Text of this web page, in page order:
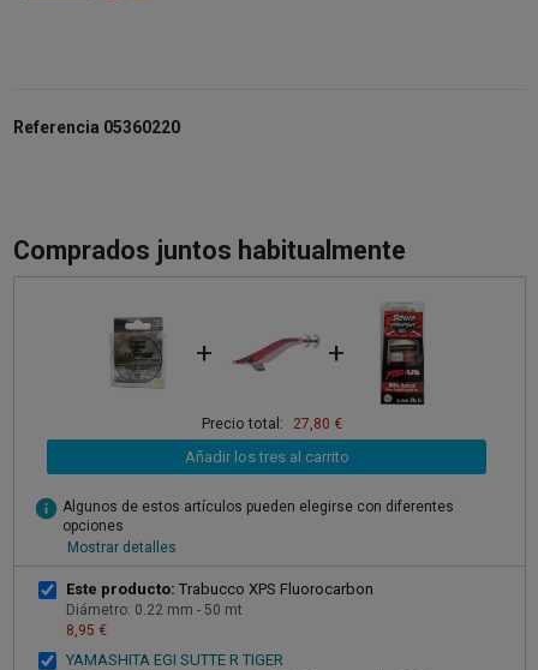
Referencia 05360220
Comprados juntos habitualmente
+ +
Precio total: 27,80 €
Añadir los tres al carrito
info Algunos de estos artículos pueden elegirse con diferentes
opciones
Mostrar detalles
Este producto: Trabucco XPS Fluorocarbon
Diámetro: 0.22 mm - 50 mt
8,95 €
YAMASHITA EGI SUTTE R TIGER